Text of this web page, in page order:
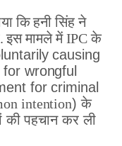
कि हनी सिंह ने
इस मामले में IPC के
causing
wrongful
for criminal
intention)के
की पहचान कर ली